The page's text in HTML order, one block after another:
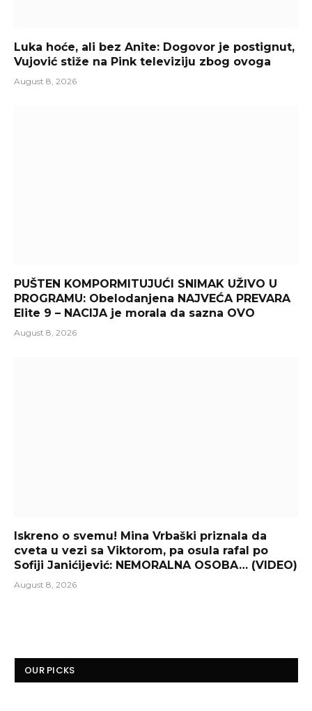
Luka hoće, ali bez Anite: Dogovor je postignut,
Vujović stiže na Pink televiziju zbog ovoga
August 8, 2026
PUŠTEN KOMPORMITUJUĆI SNIMAK UŽIVO U
PROGRAMU: Obelodanjena NAJVEĆA PREVARA
Elite 9 – NACIJA je morala da sazna OVO
August 8, 2026
Iskreno o svemu! Mina Vrbaški priznala da
cveta u vezi sa Viktorom, pa osula rafal po
Sofiji Janićijević: NEMORALNA OSOBA… (VIDEO)
August 8, 2026
OUR PICKS